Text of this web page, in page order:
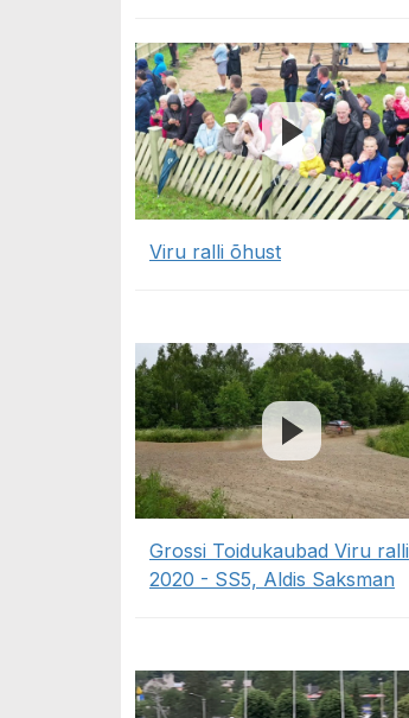
Viru ralli õhust
Grossi Toidukaubad Viru ralli
2020 - SS5, Aldis Saksman